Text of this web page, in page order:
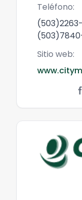
Teléfono:
(503)2263-
Sitio web: